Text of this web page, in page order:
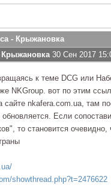
- Крыжановка
30 Сен 2017
к теме DСG или
NKGroup. вот по этим
сайте nkafera.com.ua, там
Если
то становится
showthread.php?t=2476622